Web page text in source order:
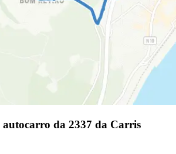
da 2337 da Carris